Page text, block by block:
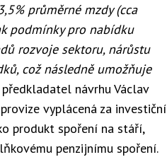
průměrné mzdy (cca
podmínky pro nabídku
rozvoje sektoru, nárůstu
což následně umožňuje
návrhu Václav
vyplácená za investiční
produkt spoření na stáří,
penzijnímu spoření.